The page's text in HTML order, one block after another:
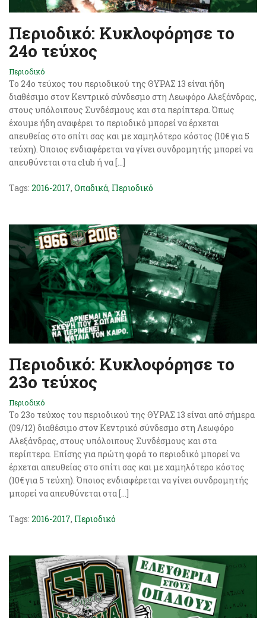
Περιοδικό: Κυκλοφόρησε το
24ο τεύχος
Περιοδικό
Το 24o τεύχος του περιοδικού της ΘΥΡΑΣ 13 είναι ήδη
διαθέσιμο στον Κεντρικό σύνδεσμο στη Λεωφόρο Αλεξάνδρας,
στους υπόλοιπους Συνδέσμους και στα περίπτερα. Όπως
έχουμε ήδη αναφέρει το περιοδικό μπορεί να έρχεται
απευθείας στο σπίτι σας και με χαμηλότερο κόστος (10€ για 5
τεύχη). Όποιος ενδιαφέρεται να γίνει συνδρομητής μπορεί να
απευθύνεται στα club ή να […]
Tags: 2016-2017, Οπαδικά, Περιοδικό
Περιοδικό: Κυκλοφόρησε το
23ο τεύχος
Περιοδικό
Το 23o τεύχος του περιοδικού της ΘΥΡΑΣ 13 είναι από σήμερα
(09/12) διαθέσιμο στον Κεντρικό σύνδεσμο στη Λεωφόρο
Αλεξάνδρας, στους υπόλοιπους Συνδέσμους και στα
περίπτερα. Επίσης για πρώτη φορά το περιοδικό μπορεί να
έρχεται απευθείας στο σπίτι σας και με χαμηλότερο κόστος
(10€ για 5 τεύχη). Όποιος ενδιαφέρεται να γίνει συνδρομητής
μπορεί να απευθύνεται στα […]
Tags: 2016-2017, Περιοδικό